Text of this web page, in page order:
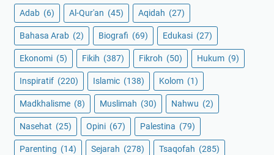
Adab (6) Al-Qur'an (45) Aqidah (27)
Bahasa Arab (2) Biografi (69) Edukasi (27)
Ekonomi (5) Fikih (387) Fikroh (50) Hukum (9)
Inspiratif (220) Islamic (138) Kolom (1)
Madkhalisme (8) Muslimah (30) Nahwu (2)
Nasehat (25) Opini (67) Palestina (79)
Parenting (14) Sejarah (278) Tsaqofah (285)